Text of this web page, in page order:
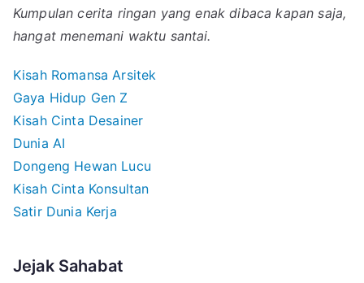
Kumpulan cerita ringan yang enak dibaca kapan saja,
hangat menemani waktu santai.
Kisah Romansa Arsitek
Gaya Hidup Gen Z
Kisah Cinta Desainer
Dunia AI
Dongeng Hewan Lucu
Kisah Cinta Konsultan
Satir Dunia Kerja
Jejak Sahabat